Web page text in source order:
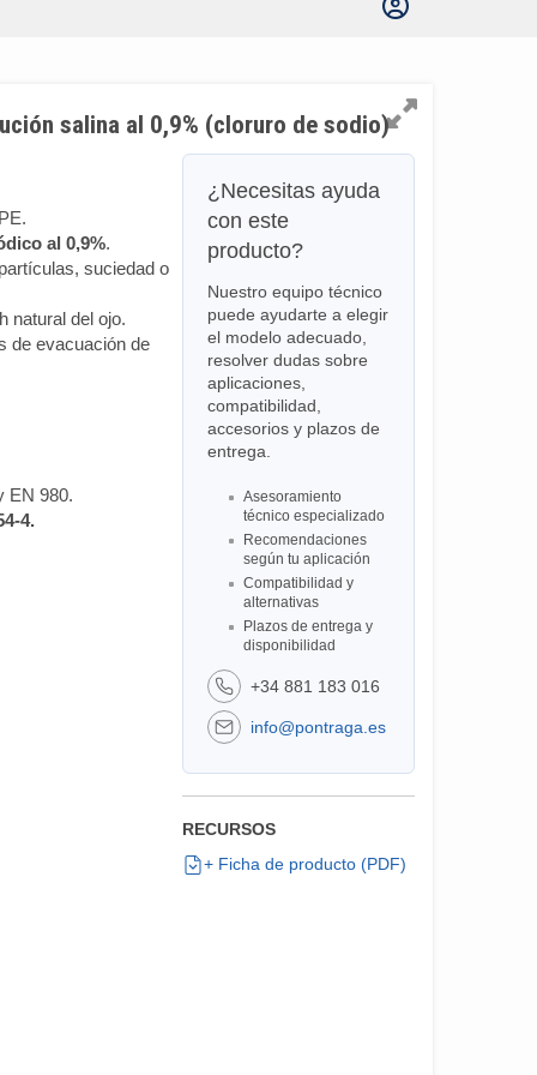
salina al 0,9% (cloruro de sodio)
al 0,9%.
suciedad o
natural del ojo.
de evacuación de
EN 980.
4.
¿Necesitas ayuda
con este
producto?
Nuestro equipo técnico
puede ayudarte a elegir
el modelo adecuado,
resolver dudas sobre
aplicaciones,
compatibilidad,
accesorios y plazos de
entrega.
Asesoramiento
técnico especializado
Recomendaciones
según tu aplicación
Compatibilidad y
alternativas
Plazos de entrega y
disponibilidad
+34 881 183 016
info@pontraga.es
RECURSOS
+ Ficha de producto (PDF)